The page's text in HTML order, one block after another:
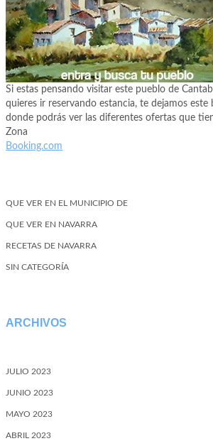
Si estas pensando visitar este pueblo de
quieres ir reservando estancia, te dejamos este
donde podrás ver las diferentes ofertas que
Zona
Booking.com
QUE VER EN EL MUNICIPIO DE
QUE VER EN NAVARRA
RECETAS DE NAVARRA
SIN CATEGORÍA
ARCHIVOS
JULIO 2023
JUNIO 2023
MAYO 2023
ABRIL 2023